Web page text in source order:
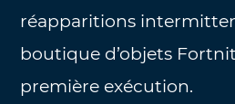
réapparitions
boutique d’objets
première exécution.